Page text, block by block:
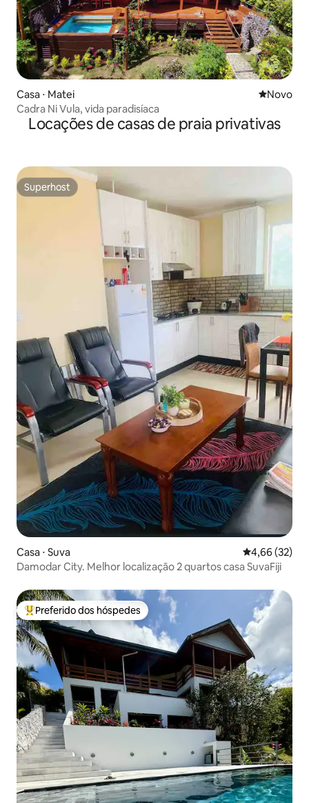
Casa ⋅ Matei Novo
Novo
Cadra Ni Vula, vida paradisíaca
Locações de casas de praia privativas
Superhost
Superhost
Casa ⋅ Suva 4,66 de uma
4,66 (32)
Damodar City. Melhor localização 2 quartos casa SuvaFiji
Entre os melhores preferidos dos hóspedes
Preferido dos hóspedes